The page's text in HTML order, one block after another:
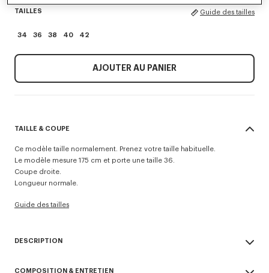
TAILLES Guide des tailles
34 36 38 40 42
AJOUTER AU PANIER
TAILLE & COUPE
Ce modèle taille normalement. Prenez votre taille habituelle.
Le modèle mesure 175 cm et porte une taille 36.
Coupe droite.
Longueur normale.
Guide des tailles
DESCRIPTION
COMPOSITION & ENTRETIEN